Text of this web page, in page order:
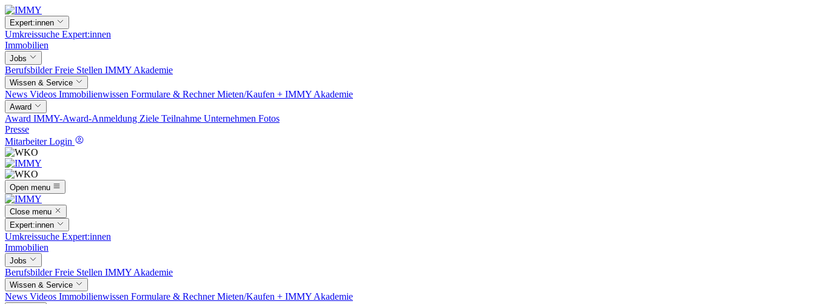
Expert:innen
Umkreissuche Expert:innen
Immobilien
Jobs
BerufsbilderFreie Stellen IMMY Akademie
Wissen & Service
News Videos Immobilienwissen Formulare & RechnerMieten/Kaufen + IMMY Akademie
Award
Award IMMY-Award-Anmeldung Ziele Teilnahme Unternehmen Fotos
Presse
Mitarbeiter Login
Open menu
Close menu
Expert:innen
Umkreissuche Expert:innen
Immobilien
Jobs
BerufsbilderFreie Stellen IMMY Akademie
Wissen & Service
News Videos Immobilienwissen Formulare & RechnerMieten/Kaufen + IMMY Akademie